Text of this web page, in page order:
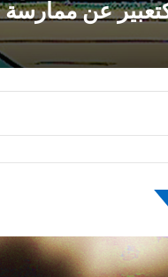
عن ممارسة